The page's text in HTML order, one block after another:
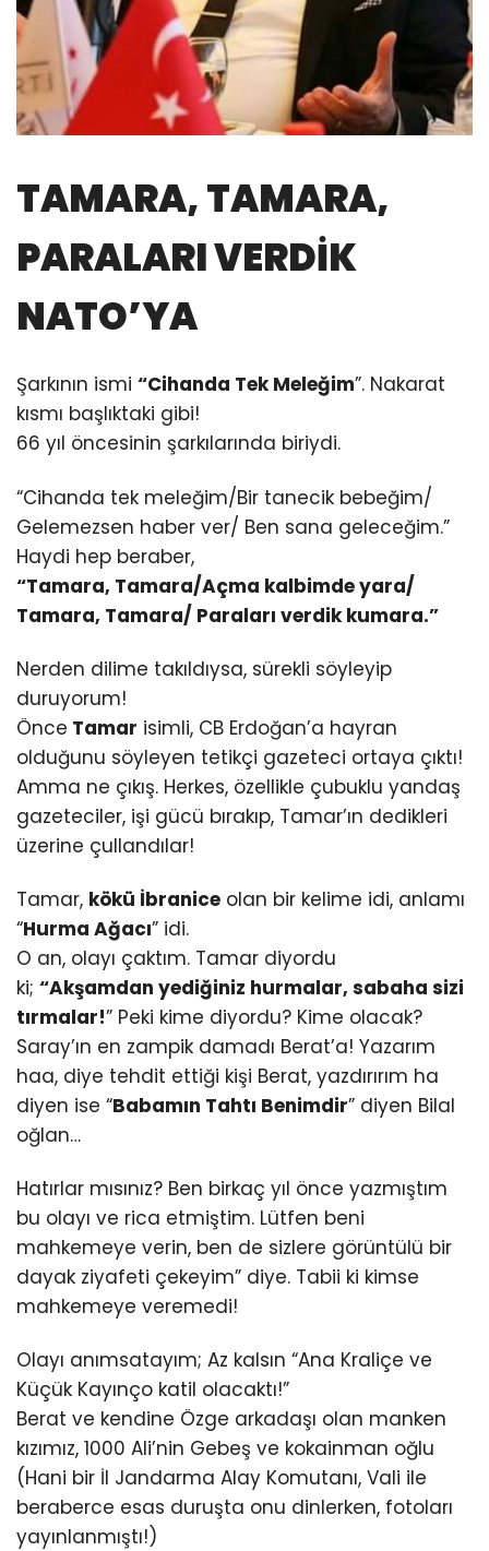
TAMARA, TAMARA,
PARALARI VERDİK
NATO’YA
Şarkının ismi “Cihanda Tek Meleğim”. Nakarat
kısmı başlıktaki gibi!
66 yıl öncesinin şarkılarında biriydi.
“Cihanda tek meleğim/Bir tanecik bebeğim/
Gelemezsen haber ver/ Ben sana geleceğim.”
Haydi hep beraber,
“Tamara, Tamara/Açma kalbimde yara/
Tamara, Tamara/ Paraları verdik kumara.”
Nerden dilime takıldıysa, sürekli söyleyip
duruyorum!
Önce Tamar isimli, CB Erdoğan’a hayran
olduğunu söyleyen tetikçi gazeteci ortaya çıktı!
Amma ne çıkış. Herkes, özellikle çubuklu yandaş
gazeteciler, işi gücü bırakıp, Tamar’ın dedikleri
üzerine çullandılar!
Tamar, kökü İbranice olan bir kelime idi, anlamı
“Hurma Ağacı” idi.
O an, olayı çaktım. Tamar diyordu
ki; “Akşamdan yediğiniz hurmalar, sabaha sizi
tırmalar!” Peki kime diyordu? Kime olacak?
Saray’ın en zampik damadı Berat’a! Yazarım
haa, diye tehdit ettiği kişi Berat, yazdırırım ha
diyen ise “Babamın Tahtı Benimdir” diyen Bilal
oğlan…
Hatırlar mısınız? Ben birkaç yıl önce yazmıştım
bu olayı ve rica etmiştim. Lütfen beni
mahkemeye verin, ben de sizlere görüntülü bir
dayak ziyafeti çekeyim” diye. Tabii ki kimse
mahkemeye veremedi!
Olayı anımsatayım; Az kalsın “Ana Kraliçe ve
Küçük Kayınço katil olacaktı!”
Berat ve kendine Özge arkadaşı olan manken
kızımız, 1000 Ali’nin Gebeş ve kokainman oğlu
(Hani bir İl Jandarma Alay Komutanı, Vali ile
beraberce esas duruşta onu dinlerken, fotoları
yayınlanmıştı!)